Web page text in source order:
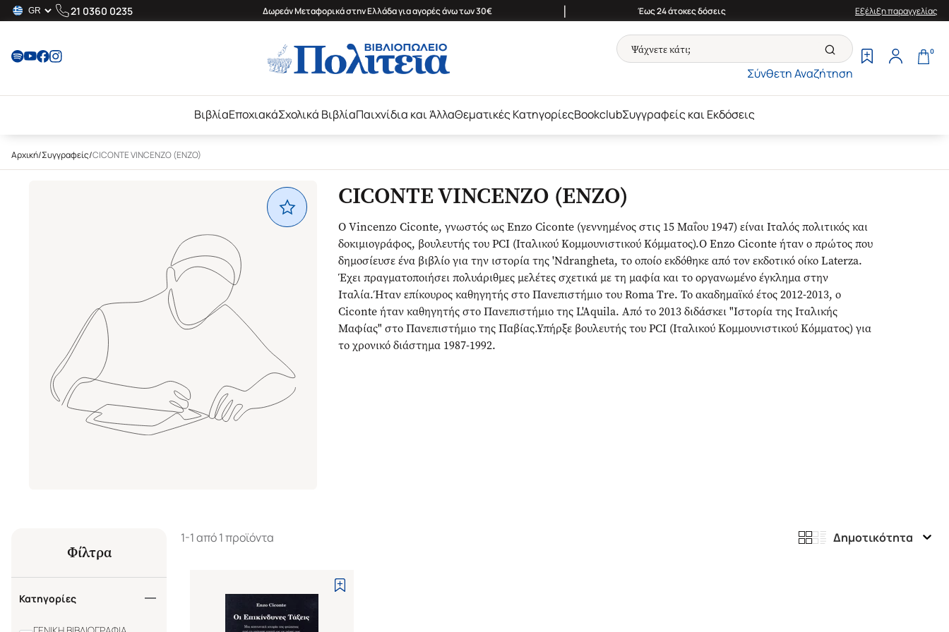
21 0360 0235 Δωρεάν Μεταφορικά στην Ελλάδα για αγορές άνω των 30€ | Έως 24 άτοκες δόσεις Εξέλιξη παραγγελίας
Σύνθετη Αναζήτηση
0
ΒιβλίαΕποχιακάΣχολικά ΒιβλίαΠαιχνίδια και ΆλλαΘεματικές ΚατηγορίεςBookclubΣυγγραφείς και Εκδόσεις
Αρχική/Συγγραφείς/CICONTE VINCENZO (ENZO)
CICONTE VINCENZO (ENZO)
Ο Vincenzo Ciconte, γνωστός ως Enzo Ciconte (γεννημένος στις 15 Μαΐου 1947) είναι Ιταλός πολιτικός και
δοκιμιογράφος, βουλευτής του PCI (Ιταλικού Κομμουνιστικού Κόμματος).Ο Enzo Ciconte ήταν ο πρώτος που
δημοσίευσε ένα βιβλίο για την ιστορία της 'Ndrangheta, το οποίο εκδόθηκε από τον εκδοτικό οίκο Laterza.
Έχει πραγματοποιήσει πολυάριθμες μελέτες σχετικά με τη μαφία και το οργανωμένο έγκλημα στην
Ιταλία.Ήταν επίκουρος καθηγητής στο Πανεπιστήμιο του Roma Tre. Το ακαδημαϊκό έτος 2012-2013, ο
Ciconte ήταν καθηγητής στο Πανεπιστήμιο της L'Aquila. Από το 2013 διδάσκει "Ιστορία της Ιταλικής
Μαφίας" στο Πανεπιστήμιο της Παβίας.Υπήρξε βουλευτής του PCI (Ιταλικού Κομμουνιστικού Κόμματος) για
το χρονικό διάστημα 1987-1992.
Φίλτρα
Κατηγορίες
1-1 από 1 προϊόντα Δημοτικότητα